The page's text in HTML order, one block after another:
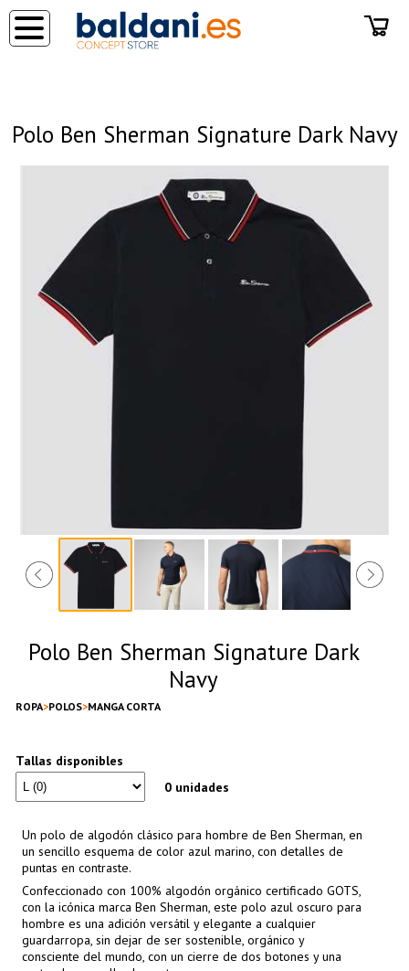
Polo Ben Sherman Signature Dark Navy
Polo Ben Sherman Signature Dark
Navy
ROPA POLOS MANGA CORTA
Tallas disponibles
0 unidades
Un polo de algodón clásico para hombre de Ben Sherman, en
un sencillo esquema de color azul marino, con detalles de
puntas en contraste.
Confeccionado con 100% algodón orgánico certificado GOTS,
con la icónica marca Ben Sherman, este polo azul oscuro para
hombre es una adición versátil y elegante a cualquier
guardarropa, sin dejar de ser sostenible, orgánico y
consciente del mundo, con un cierre de dos botones y una